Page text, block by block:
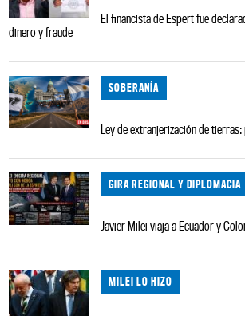
El financista de Espert fue
dinero y fraude
SOBERANÍA
Ley de extranjerización de
GIRA REGIONAL Y DIPLOMACIA
Javier Milei viaja a Ecuador y
MILEI LO HIZO